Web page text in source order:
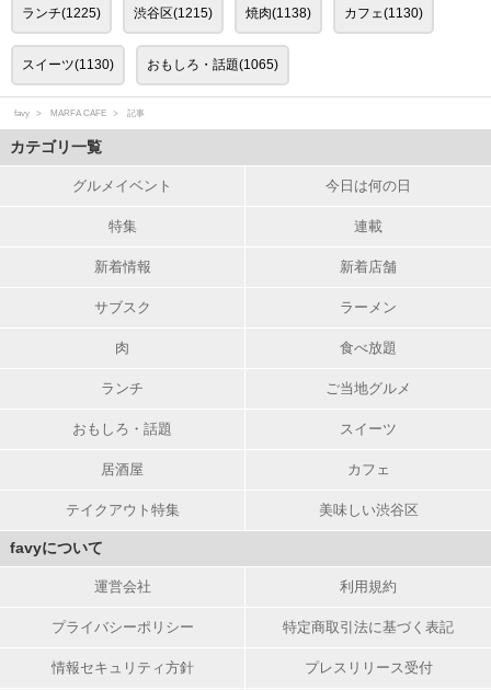
ランチ(1225) 渋谷区(1215) 焼肉(1138) カフェ(1130)
スイーツ(1130) おもしろ・話題(1065)
favy MARFA CAFE 記事
カテゴリ一覧
グルメイベント 今日は何の日
特集 連載
新着情報 新着店舗
サブスク ラーメン
肉 食べ放題
ランチ ご当地グルメ
おもしろ・話題 スイーツ
居酒屋 カフェ
テイクアウト特集 美味しい渋谷区
favyについて
運営会社 利用規約
プライバシーポリシー 特定商取引法に基づく表記
情報セキュリティ方針 プレスリリース受付